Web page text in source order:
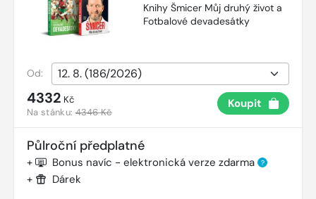
Knihy Šmicer Můj druhý život a
Fotbalové devadesátky
Od:
4332 Kč
Na stánku:4346 Kč
Koupit
Půlroční předplatné
+ Bonus navíc - elektronická verze zdarma ?
+ Dárek